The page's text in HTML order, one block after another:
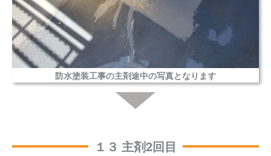
防水塗装工事の主剤途中の写真となります
１３ 主剤2回目